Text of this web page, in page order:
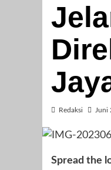
Redaksi Juni
Spread the